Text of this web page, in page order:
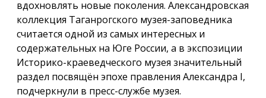
вдохновлять новые поколения. Александровская
коллекция Таганрогского музея-заповедника
считается одной из самых интересных и
содержательных на Юге России, а в экспозиции
Историко-краеведческого музея значительный
раздел посвящён эпохе правления Александра I,
подчеркнули в пресс-службе музея.